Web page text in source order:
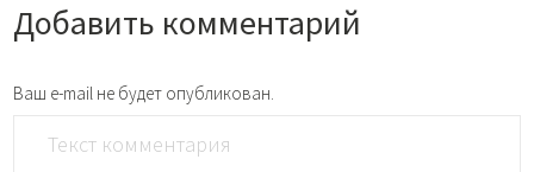
Добавить комментарий
Ваш e-mail не будет опубликован.